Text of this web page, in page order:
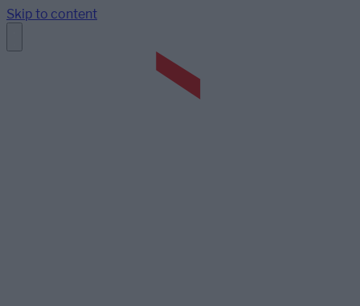
Skip to content